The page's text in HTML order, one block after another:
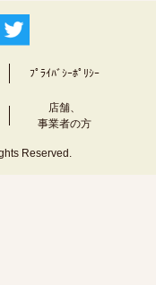
ﾌﾟﾗｲﾊﾞｼｰﾎﾟﾘｼｰ
店舗、
事業者の方
Reserved.